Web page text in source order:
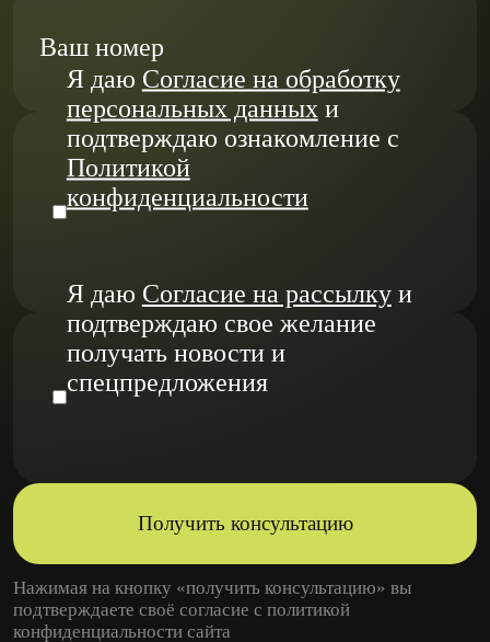
Ваш номер
Я даю Согласие на обработку
персональных данных и
подтверждаю ознакомление с
Политикой
конфиденциальности
Я даю Согласие на рассылкуи
подтверждаю свое желание
получать новости и
спецпредложения
Получить консультацию
Нажимая на кнопку «получить консультацию» вы
подтверждаете своё согласие с политикой
конфиденциальностисайта